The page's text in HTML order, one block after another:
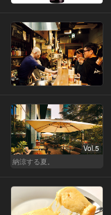
Vol.5
納涼する夏。